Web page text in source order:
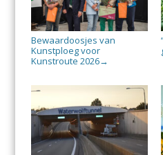
Bewaardoosjes van
Kunstploeg voor
Kunstroute 2026→